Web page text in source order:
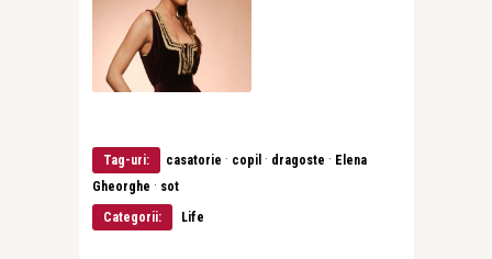
Tag-uri: casatorie · copil · dragoste · Elena
Gheorghe · sot
Categorii:
Life